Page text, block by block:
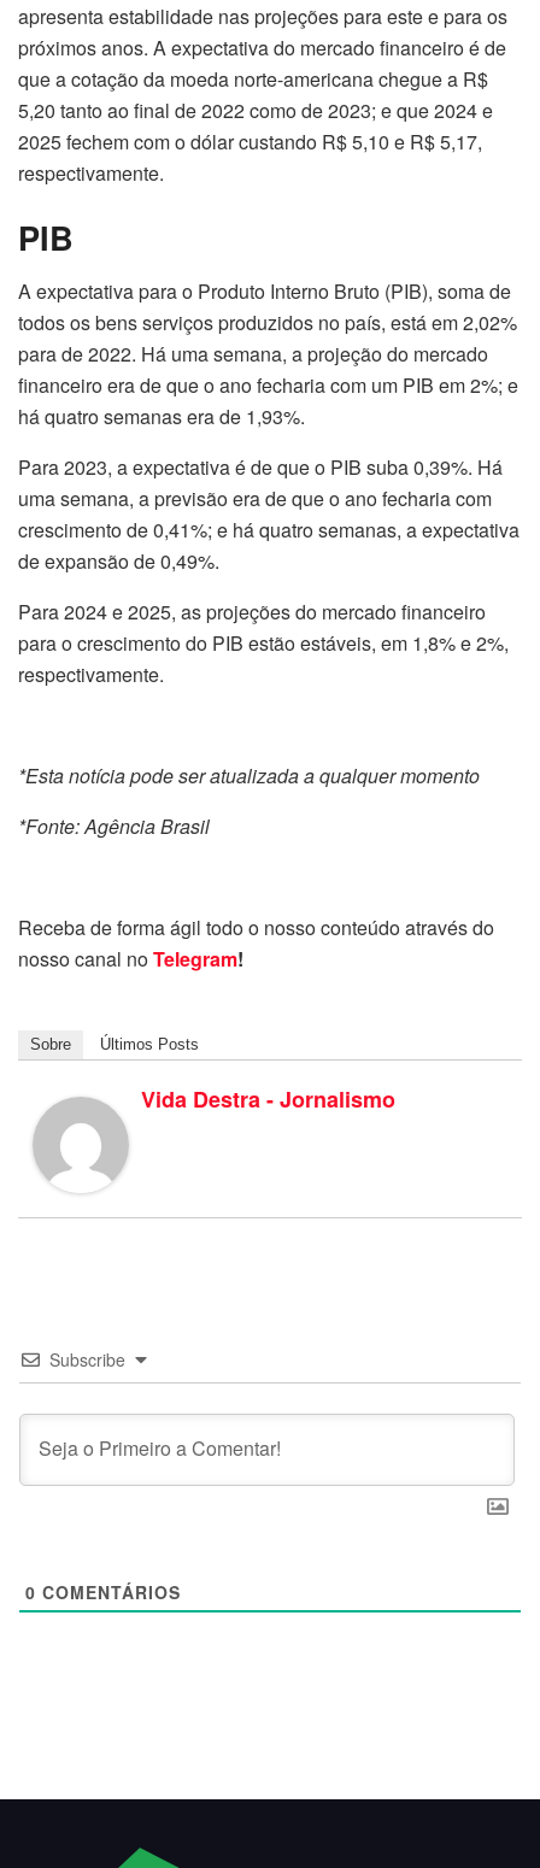
apresenta estabilidade nas projeções para este e para os
próximos anos. A expectativa do mercado financeiro é de
que a cotação da moeda norte-americana chegue a R$
5,20 tanto ao final de 2022 como de 2023; e que 2024 e
2025 fechem com o dólar custando R$ 5,10 e R$ 5,17,
respectivamente.
PIB
A expectativa para o Produto Interno Bruto (PIB), soma de
todos os bens serviços produzidos no país, está em 2,02%
para de 2022. Há uma semana, a projeção do mercado
financeiro era de que o ano fecharia com um PIB em 2%; e
há quatro semanas era de 1,93%.
Para 2023, a expectativa é de que o PIB suba 0,39%. Há
uma semana, a previsão era de que o ano fecharia com
crescimento de 0,41%; e há quatro semanas, a expectativa
de expansão de 0,49%.
Para 2024 e 2025, as projeções do mercado financeiro
para o crescimento do PIB estão estáveis, em 1,8% e 2%,
respectivamente.
*Esta notícia pode ser atualizada a qualquer momento
*Fonte: Agência Brasil
Receba de forma ágil todo o nosso conteúdo através do
nosso canal noTelegram!
Sobre Últimos Posts
Vida Destra - Jornalismo
Subscribe
0 COMENTÁRIOS